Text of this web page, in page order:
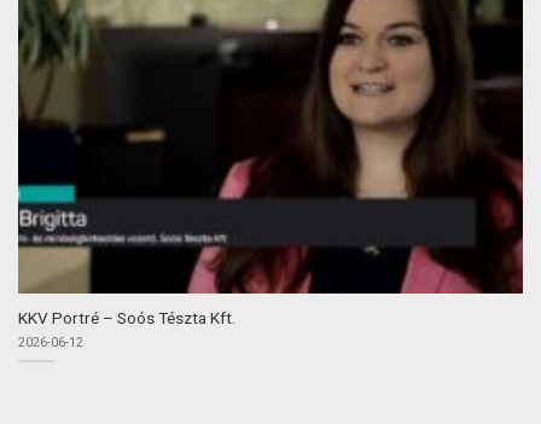
KKV Portré – Soós Tészta Kft.
2026-06-12